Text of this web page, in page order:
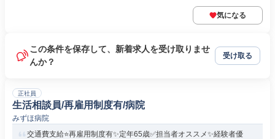
気になる
この条件を保存して、新着求人を受け取りませ
んか？
受け取る
正社員
生活相談員/再雇用制度有/病院
みずほ病院
交通費支給⭐️再雇用制度有✨定年65歳✅️担当者オススメ✨経験者優